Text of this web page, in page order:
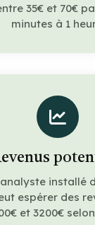
35€ et 70€
minutes à 1
installé
espérer des
et 3200€